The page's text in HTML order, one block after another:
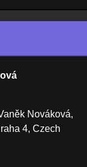
Nováková,
4, Czech